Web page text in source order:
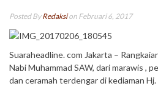
Posted ByRedaksion Februari 6, 2017
Suaraheadline. com Jakarta –
Nabi Muhammad SAW, dari marawis ,
dan ceramah terdengar di kediaman